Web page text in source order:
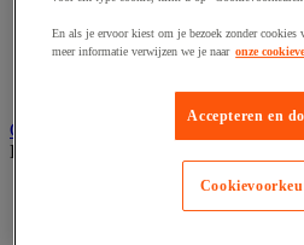
Elektrische uitrusting
Wandcontactdoos en schakelaar
Gereedschap opbergen
Bekijk de hele productgroep
Assortimentsdoos en
Gereedschapskist en opbergtas
En als je ervoor kiest om je bezoek zonder
meer informatie verwijzen we je naar onze
Accepteren en